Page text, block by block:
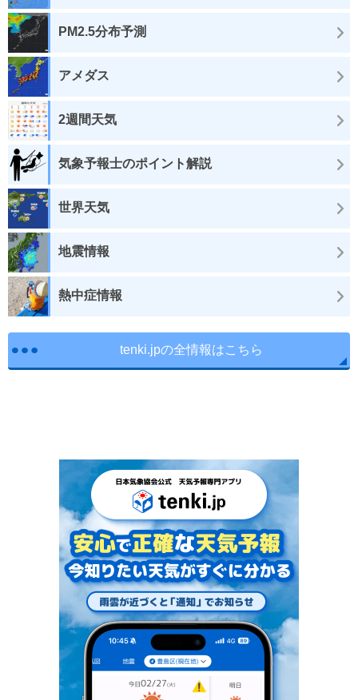
PM2.5分布予測
アメダス
2週間天気
気象予報士のポイント解説
世界天気
地震情報
熱中症情報
tenki.jpの全情報はこちら